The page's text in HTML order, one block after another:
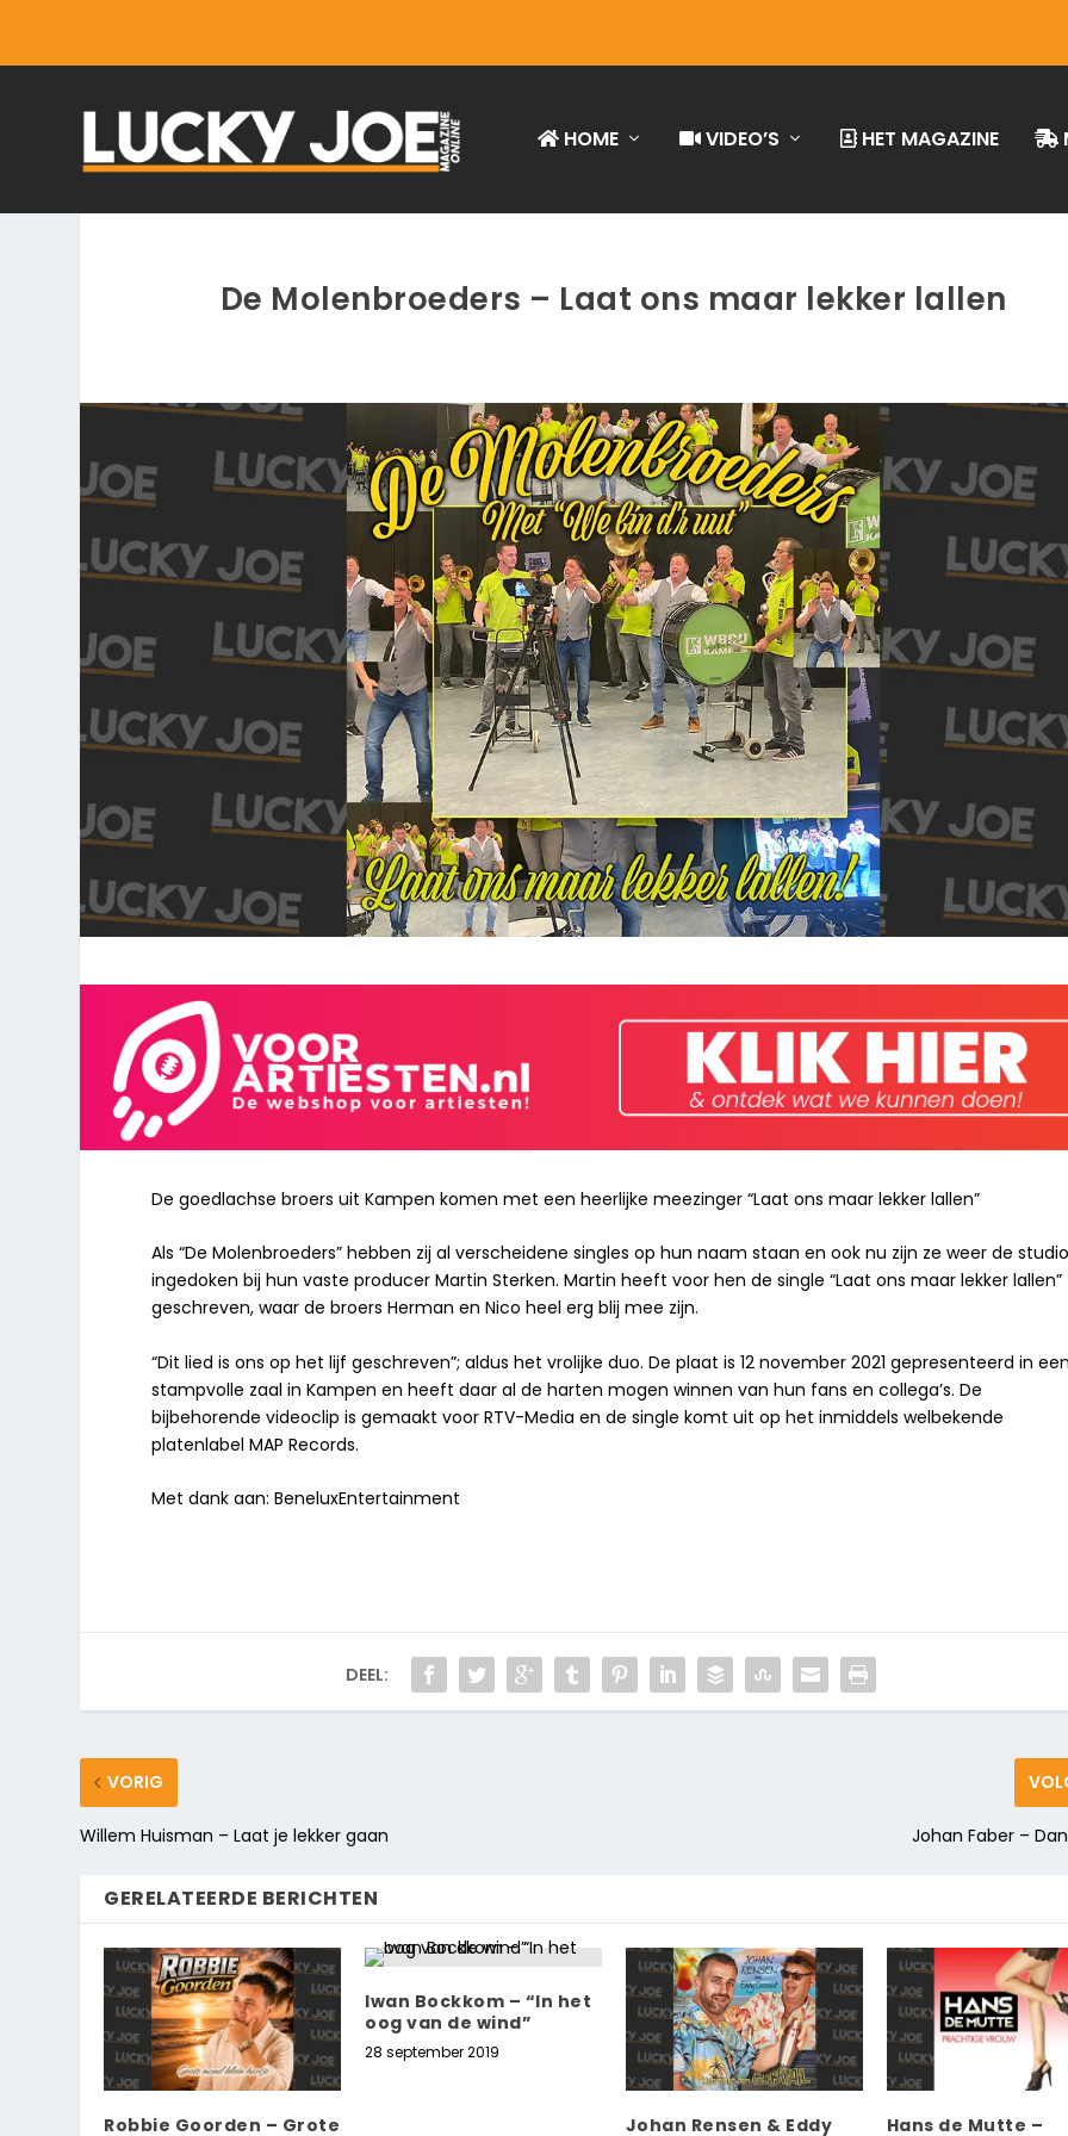
HOME VIDEO’S HET MAGAZINE
De Molenbroeders – Laat ons maar lekker lallen
De goedlachse broers uit Kampen komen met een heerlijke meezinger “Laat ons maar lekker lallen”
Als “De Molenbroeders” hebben zij al verscheidene singles op hun naam staan en ook nu zijn ze weer de
ingedoken bij hun vaste producer Martin Sterken. Martin heeft voor hen de single “Laat ons maar lekker lallen”
geschreven, waar de broers Herman en Nico heel erg blij mee zijn.
“Dit lied is ons op het lijf geschreven”; aldus het vrolijke duo. De plaat is 12 november 2021 gepresenteerd in
stampvolle zaal in Kampen en heeft daar al de harten mogen winnen van hun fans en collega’s. De
bijbehorende videoclip is gemaakt voor RTV-Media en de single komt uit op het inmiddels welbekende
platenlabel MAP Records.
Met dank aan: BeneluxEntertainment
DEEL:
VORIG
Willem Huisman – Laat je lekker gaan Johan Faber –
GERELATEERDE BERICHTEN
Robbie Goorden – Grote
Iwan Bockkom – “In het
oog van de wind”
28 september 2019
Johan Rensen & Eddy
Hans de Mutte –